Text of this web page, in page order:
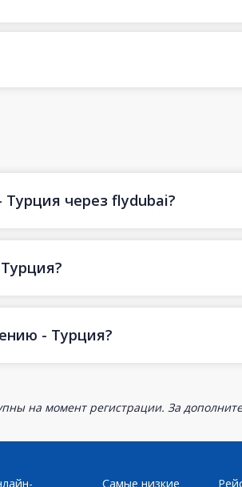
через flydubai?
- Турция?
на момент регистрации. За
Самые низкие